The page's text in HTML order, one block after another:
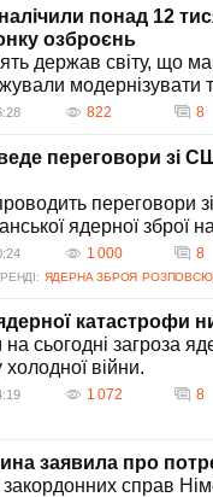
держав та може привести
до переговорів для
налічили понад 12
озброєнь
держав світу, що
модернізувати
822 8
переговори зі
переговори
ядерної зброї
1 000 8
ЯДЕРНА ЗБРОЯ
катастрофи
сьогодні загроза
холодної війни.
1 072 8
заявила про
закордонних справ